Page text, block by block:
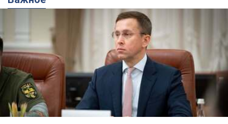
С 1 сентября украинским учителям повысят
зарплаты: Корецкий раскрыл подробности
Одновременно с повышением зарплат педагогам
правительство объявило об увеличении студенческих
стипендий
7.08.2026 00:29 11,5 т.